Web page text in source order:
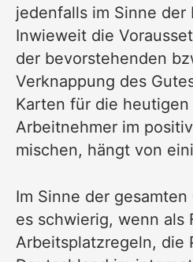
jedenfalls im Sinne der
Inwieweit die
der bevorstehenden
Verknappung des
Karten für die
Arbeitnehmer im
mischen, hängt von
Im Sinne der
es schwierig, wenn als
Arbeitsplatzregeln, die